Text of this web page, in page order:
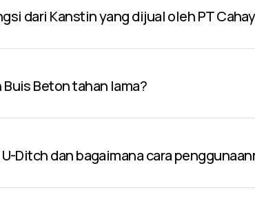
dari Kanstin yang dijual oleh PT
Buis Beton tahan lama?
Ditch dan bagaimana cara